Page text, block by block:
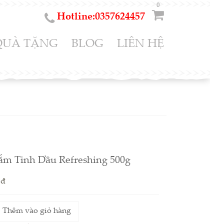
Hotline:0357624457
0
TẶNG BLOG LIÊN HỆ
Tinh Dầu Refreshing 500g
đ
Thêm vào giỏ hàng